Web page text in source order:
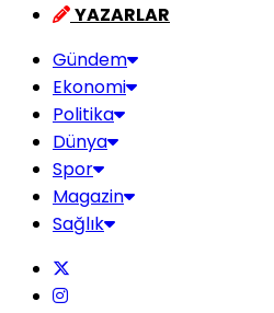
YAZARLAR
Gündem
Ekonomi
Politika
Dünya
Spor
Magazin
Sağlık